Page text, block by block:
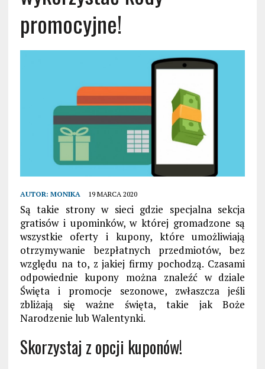
promocyjne!
AUTOR: MONIKA 19 MARCA 2020
Są takie strony w sieci gdzie specjalna sekcja
gratisów i upominków, w której gromadzone są
wszystkie oferty i kupony, które umożliwiają
otrzymywanie bezpłatnych przedmiotów, bez
względu na to, z jakiej firmy pochodzą. Czasami
odpowiednie kupony można znaleźć w dziale
Święta i promocje sezonowe, zwłaszcza jeśli
zbliżają się ważne święta, takie jak Boże
Narodzenie lub Walentynki.
Skorzystaj z opcji kuponów!